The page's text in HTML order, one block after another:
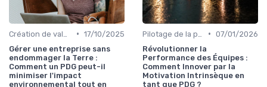
• 17/10/2025
Gérer une entreprise sans
endommager la Terre :
Comment un PDG peut-il
minimiser l'impact
environnemental tout en
• 07/01/2026
Révolutionner la
Performance des Équipes :
Comment Innover par la
Motivation Intrinsèque en
tant que PDG ?